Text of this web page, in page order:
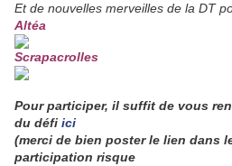
Et de nouvelles merveilles de la DT
Altéa
Scrapacrolles
Pour participer, il suffit de vous
du défi ici
(merci de bien poster le lien dans
participation risque